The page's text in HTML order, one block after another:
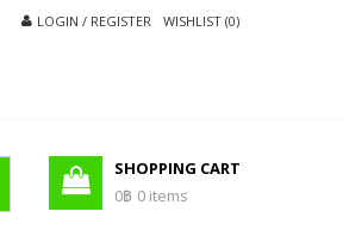
LOGIN / REGISTER WISHLIST (0)
SHOPPING CART
0฿ 0 items